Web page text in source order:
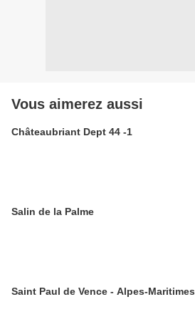
Vous aimerez aussi
Châteaubriant Dept 44 -1
Salin de la Palme
Saint Paul de Vence - Alpes-Maritimes